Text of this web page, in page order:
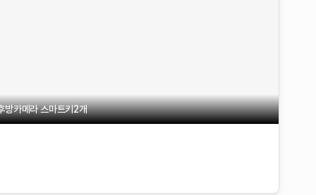
방카메라 스마트키2개